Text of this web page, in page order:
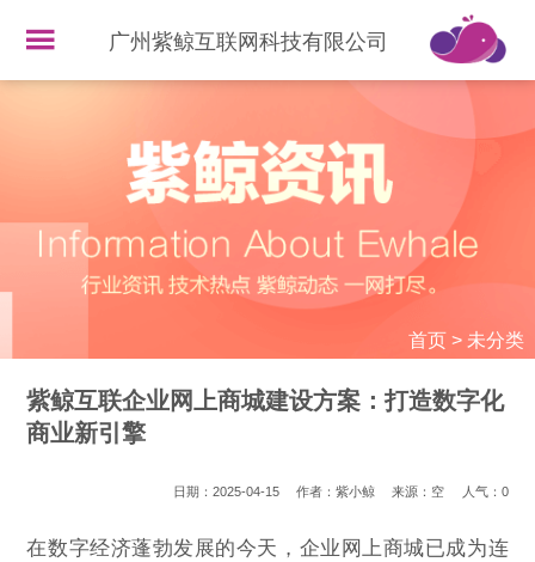
广州紫鲸互联网科技有限公司
首页> 未分类
紫鲸互联企业网上商城建设方案：打造数字化
商业新引擎
日期：2025-04-15 作者：紫小鲸 来源：空 人气： 0
在数字经济蓬勃发展的今天，企业网上商城已成为连